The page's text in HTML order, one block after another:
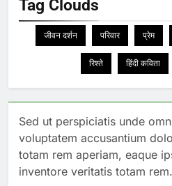
Tag Clouds
जीवन दर्शन परिवार प्रेम
रिश्ते हिंदी कविता
Sed ut perspiciatis unde
voluptatem accusantium
totam rem aperiam, eaque
inventore veritatis totam rem.